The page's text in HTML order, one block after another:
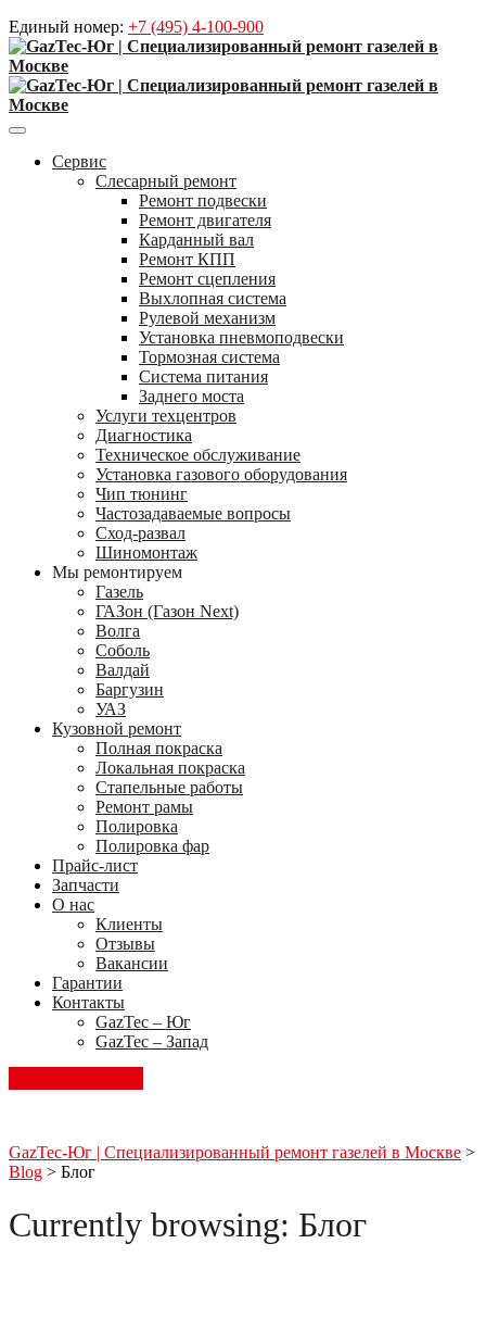
Единый номер: +7 (495) 4-100-900
Сервис
Слесарный ремонт
Ремонт подвески
Ремонт двигателя
Карданный вал
Ремонт КПП
Ремонт сцепления
Выхлопная система
Рулевой механизм
Установка пневмоподвески
Тормозная система
Система питания
Заднего моста
Услуги техцентров
Диагностика
Техническое обслуживание
Установка газового оборудования
Чип тюнинг
Частозадаваемые вопросы
Сход-развал
Шиномонтаж
Мы ремонтируем
Газель
ГАЗон (Газон Next)
Волга
Соболь
Валдай
Баргузин
УАЗ
Кузовной ремонт
Полная покраска
Локальная покраска
Стапельные работы
Ремонт рамы
Полировка
Полировка фар
Прайс-лист
Запчасти
О нас
Клиенты
Отзывы
Вакансии
Гарантии
Контакты
GazTec – Юг
GazTec – Запад
GazTec-Юг | Специализированный ремонт газелей в Москве >
Blog > Блог
Currently browsing: Блог